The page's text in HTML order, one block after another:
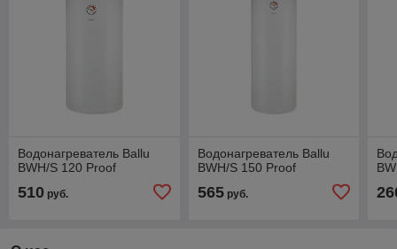
Водонагреватель Ballu
BWH/S 120 Proof
510 руб.
Водонагреватель Ballu
BWH/S 150 Proof
565руб.